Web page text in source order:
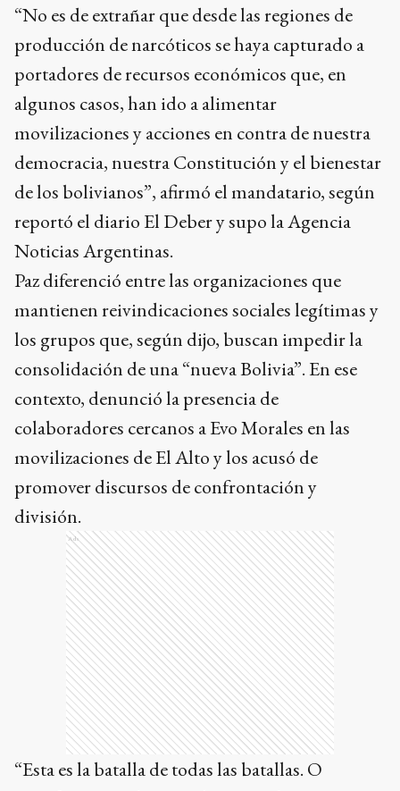
“No es de extrañar que desde las regiones de
producción de narcóticos se haya capturado a
portadores de recursos económicos que, en
algunos casos, han ido a alimentar
movilizaciones y acciones en contra de nuestra
democracia, nuestra Constitución y el bienestar
de los bolivianos”, afirmó el mandatario, según
reportó el diario El Deber y supo la Agencia
Noticias Argentinas.
Paz diferenció entre las organizaciones que
mantienen reivindicaciones sociales legítimas y
los grupos que, según dijo, buscan impedir la
consolidación de una “nueva Bolivia”. En ese
contexto, denunció la presencia de
colaboradores cercanos a Evo Morales en las
movilizaciones de El Alto y los acusó de
promover discursos de confrontación y
división.
Ads
“Esta es la batalla de todas las batallas. O